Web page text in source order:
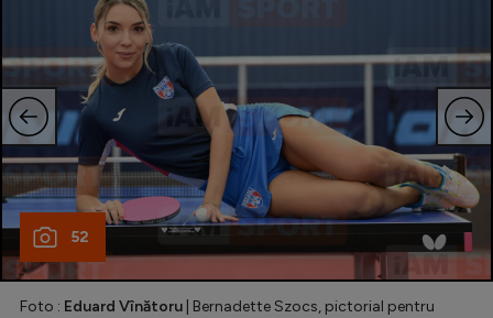
52
Foto : Eduard Vînătoru | Bernadette Szocs, pictorial pentru